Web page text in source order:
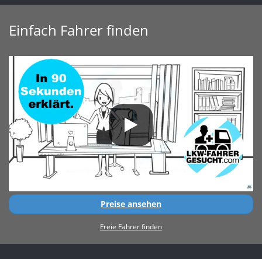
Einfach Fahrer finden
Preise ansehen
Freie Fahrer finden